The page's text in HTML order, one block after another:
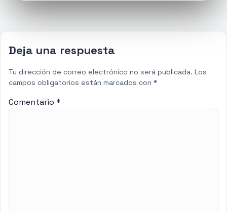
Deja una respuesta
Tu dirección de correo electrónico no será publicada. Los
campos obligatorios están marcados con *
Comentario *